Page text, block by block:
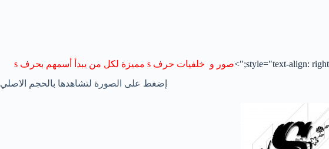
style="text-align: right;">
صور و خلفيات حرف s مميزة لكل من يبدأ أسمهم بحرف s
إضغط على الصورة لتشاهدها بالحجم الاصلي